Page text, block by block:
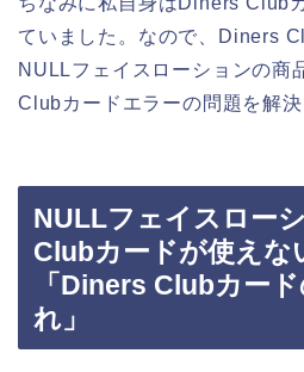
ていました。なので、Diners
NULLフェイスローションの商
Clubカードエラーの問題を解
NULLフェイスロー
Clubカードが使えな
「Diners Clubカー
れ」